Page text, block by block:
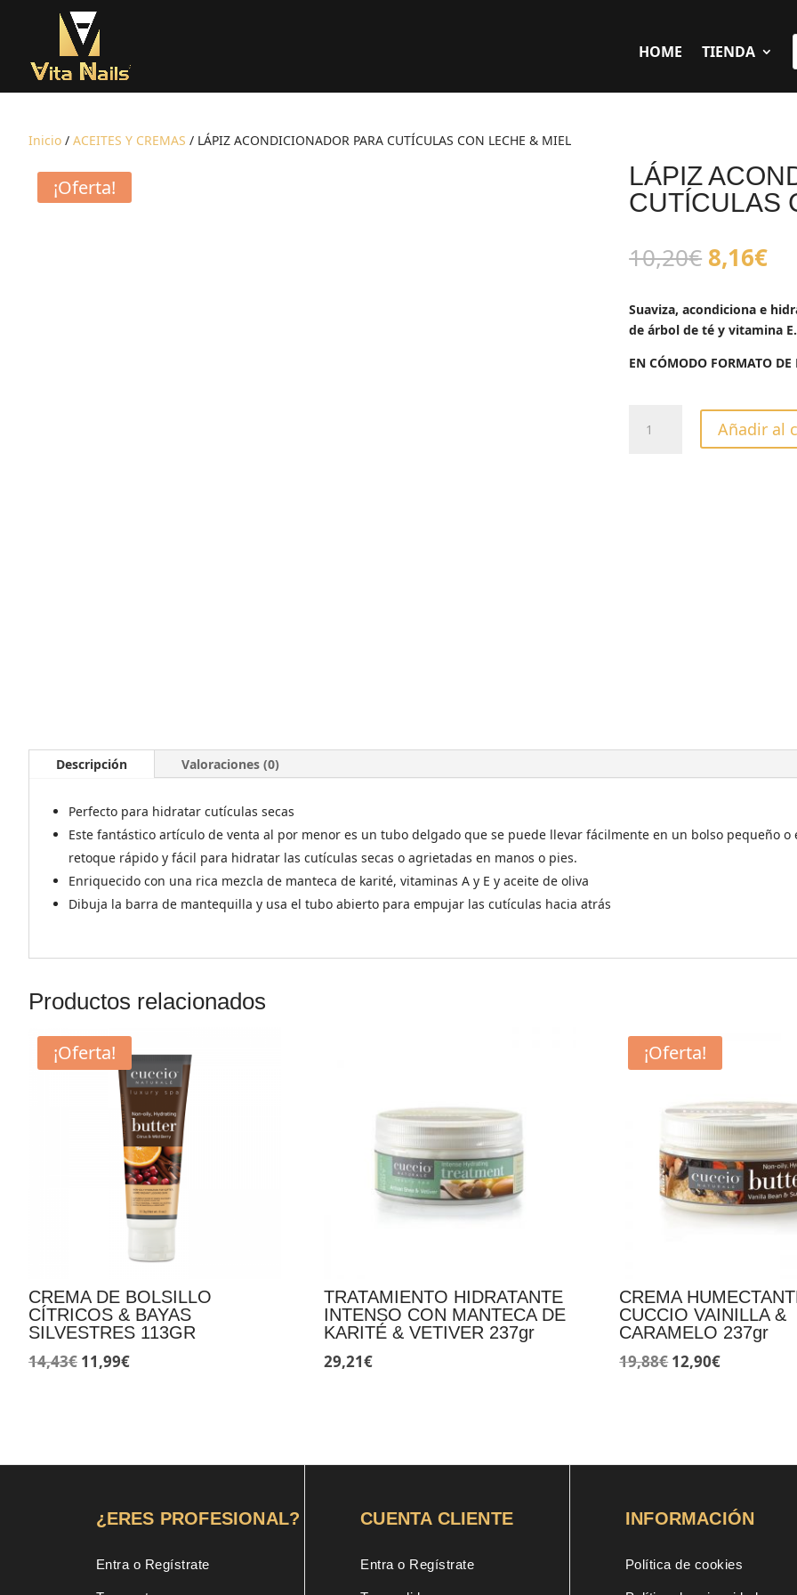
HOME TIENDA
Inicio / ACEITES Y CREMAS / LÁPIZ ACONDICIONADOR PARA CUTÍCULAS CON LECHE & MIEL
¡Oferta!
LÁPIZ
CUTÍCULAS
10,20€ El
precio
original
era:
10,20€.
8,16€El
es:
Suaviza, acondiciona e
de árbol de té y vitamina
EN CÓMODO FORMATO
ACONDICIONADORAñadir al
Descripción Valoraciones (0)
Perfecto para hidratar cutículas secas
Este fantástico artículo de venta al por menor es un tubo delgado que se puede llevar fácilmente en un bolso pequeño
retoque rápido y fácil para hidratar las cutículas secas o agrietadas en manos o pies.
Enriquecido con una rica mezcla de manteca de karité, vitaminas A y E y aceite de oliva
Dibuja la barra de mantequilla y usa el tubo abierto para empujar las cutículas hacia atrás
Productos relacionados
¡Oferta!
CREMA DE BOLSILLO
CÍTRICOS & BAYAS
SILVESTRES 113GR
14,43€ El
11,99€El
TRATAMIENTO HIDRATANTE
INTENSO CON MANTECA DE
KARITÉ & VETIVER 237gr
29,21€
¡Oferta!
CREMA
CUCCIO VAINILLA &
CARAMELO 237gr
19,88€ El
12,90€El
¿ERES PROFESIONAL?
Entra o Regístrate
CUENTA CLIENTE
Entra o Regístrate
INFORMACIÓN
Política de cookies